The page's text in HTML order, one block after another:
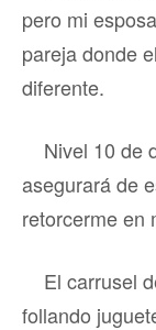
pero mi
pareja donde
diferente.
Nivel 10 de
asegurará de
retorcerme en
El carrusel
follando